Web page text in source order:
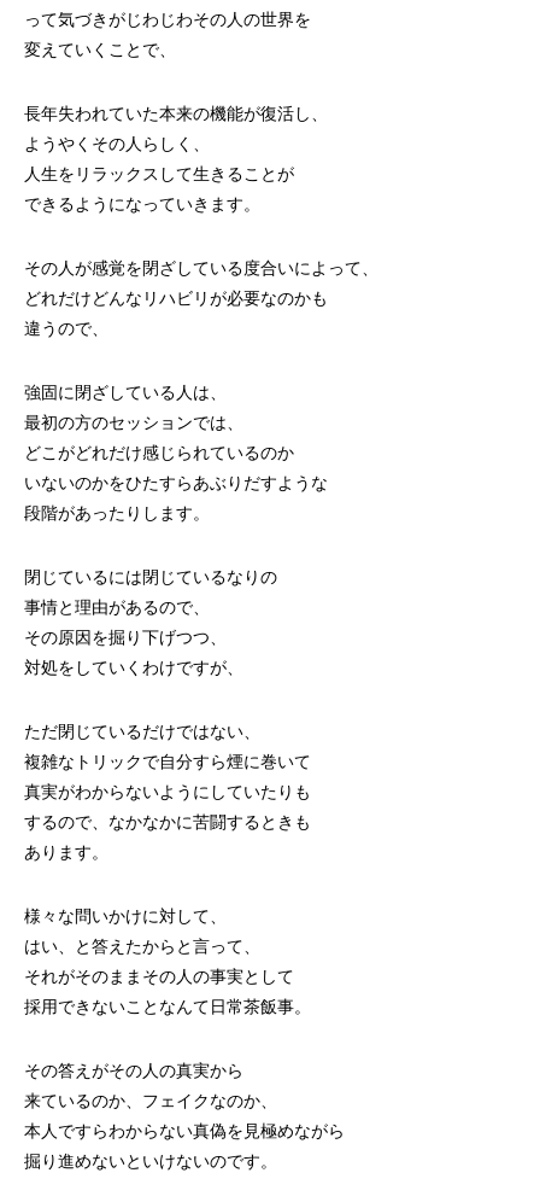
って気づきがじわじわその人の世界を
変えていくことで、
長年失われていた本来の機能が復活し、
ようやくその人らしく、
人生をリラックスして生きることが
できるようになっていきます。
その人が感覚を閉ざしている度合いによって、
どれだけどんなリハビリが必要なのかも
違うので、
強固に閉ざしている人は、
最初の方のセッションでは、
どこがどれだけ感じられているのか
いないのかをひたすらあぶりだすような
段階があったりします。
閉じているには閉じているなりの
事情と理由があるので、
その原因を掘り下げつつ、
対処をしていくわけですが、
ただ閉じているだけではない、
複雑なトリックで自分すら煙に巻いて
真実がわからないようにしていたりも
するので、なかなかに苦闘するときも
あります。
様々な問いかけに対して、
はい、と答えたからと言って、
それがそのままその人の事実として
採用できないことなんて日常茶飯事。
その答えがその人の真実から
来ているのか、フェイクなのか、
本人ですらわからない真偽を見極めながら
掘り進めないといけないのです。